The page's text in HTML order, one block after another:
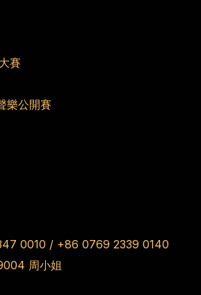
賽
樂公開賽
0010 / +86 0769 2339 0140
周小姐